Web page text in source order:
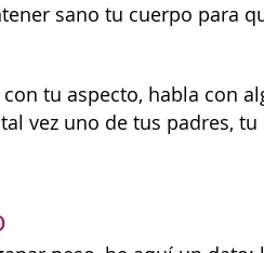
sano tu cuerpo para
tu aspecto, habla con
vez uno de tus padres,